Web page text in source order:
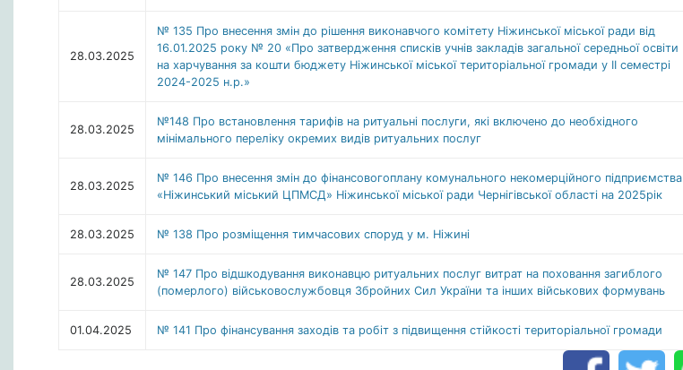
28.03.2025
№ 135 Про внесення змін до рішення виконавчого комітету Ніжинської міської ради від
16.01.2025 року № 20 «Про затвердження списків учнів закладів загальної середньої освіти
на харчування за кошти бюджету Ніжинської міської територіальної громади у ІІ семестрі
2024-2025 н.р.»
28.03.2025
№148 Про встановлення тарифів на ритуальні послуги, які включено до необхідного
мінімального переліку окремих видів ритуальних послуг
28.03.2025
№ 146 Про внесення змін до фінансовогоплану комунального некомерційного підприємства
«Ніжинський міський ЦПМСД» Ніжинської міської ради Чернігівської області на 2025рік
28.03.2025 № 138 Про розміщення тимчасових споруд у м. Ніжині
28.03.2025
№ 147 Про відшкодування виконавцю ритуальних послуг витрат на поховання загиблого
(померлого) військовослужбовця Збройних Сил України та інших військових формувань
01.04.2025 № 141 Про фінансування заходів та робіт з підвищення стійкості територіальної громади